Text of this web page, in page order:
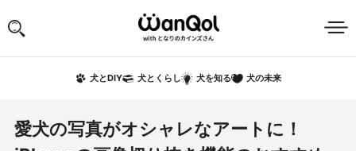
犬とDIY 犬とくらし 犬を知る 犬の未来
愛犬の写真がオシャレなアートに！